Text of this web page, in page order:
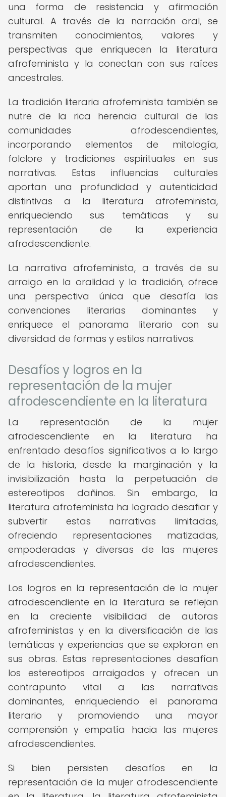
una forma de resistencia y afirmación
cultural. A través de la narración oral, se
transmiten conocimientos, valores y
perspectivas que enriquecen la literatura
afrofeminista y la conectan con sus raíces
ancestrales.
La tradición literaria afrofeminista también se
nutre de la rica herencia cultural de las
comunidades afrodescendientes,
incorporando elementos de mitología,
folclore y tradiciones espirituales en sus
narrativas. Estas influencias culturales
aportan una profundidad y autenticidad
distintivas a la literatura afrofeminista,
enriqueciendo sus temáticas y su
representación de la experiencia
afrodescendiente.
La narrativa afrofeminista, a través de su
arraigo en la oralidad y la tradición, ofrece
una perspectiva única que desafía las
convenciones literarias dominantes y
enriquece el panorama literario con su
diversidad de formas y estilos narrativos.
Desafíos y logros en la
representación de la mujer
afrodescendiente en la literatura
La representación de la mujer
afrodescendiente en la literatura ha
enfrentado desafíos significativos a lo largo
de la historia, desde la marginación y la
invisibilización hasta la perpetuación de
estereotipos dañinos. Sin embargo, la
literatura afrofeminista ha logrado desafiar y
subvertir estas narrativas limitadas,
ofreciendo representaciones matizadas,
empoderadas y diversas de las mujeres
afrodescendientes.
Los logros en la representación de la mujer
afrodescendiente en la literatura se reflejan
en la creciente visibilidad de autoras
afrofeministas y en la diversificación de las
temáticas y experiencias que se exploran en
sus obras. Estas representaciones desafían
los estereotipos arraigados y ofrecen un
contrapunto vital a las narrativas
dominantes, enriqueciendo el panorama
literario y promoviendo una mayor
comprensión y empatía hacia las mujeres
afrodescendientes.
Si bien persisten desafíos en la
representación de la mujer afrodescendiente